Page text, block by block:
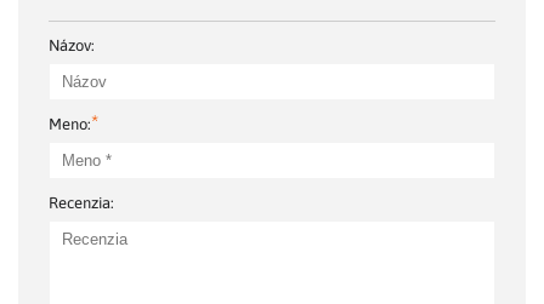
Názov:
Meno:*
Recenzia: